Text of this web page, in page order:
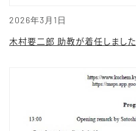
2026年3月1日
木村要二郎 助教が着任しました